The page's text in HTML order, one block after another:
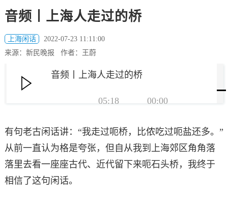
音频丨上海人走过的桥
上海闲话
2022-07-23 11:11:00
来源：新民晚报 作者：王蔚
00:00
05:18
音频丨上海人走过的桥
有句老古闲话讲：“我走过呃桥，比侬吃过呃盐还多。”
从前一直认为格是夸张，但自从我到上海郊区角角落
落里去看一座座古代、近代留下来呃石头桥，我终于
相信了这句闲话。